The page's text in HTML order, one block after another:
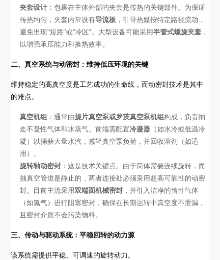
夹套设计 ：包裹在主体外部的夹套是传热的关键部件。为保证
传热均匀，夹套内常设有导流板 ，引导热媒按特定路径流动，
避免出现“短路”或“冷区”。大型设备可能采用半管式螺旋夹套 ，
以增强承压能力和换热效率。
二、真空系统与动密封：维持低压环境的关键
维持稳定的高真空度是工艺成功的生命线，而动密封技术是其中
的难点。
真空机组 ：通常由旋片真空泵或罗茨真空泵机组构成，负责抽
走不凝性气体和水蒸气。前端需配置冷凝器 （如水冷或低温冷
凝）以捕获大量水汽，减轻真空泵负荷，并回收溶剂（如适
用）。
旋转轴动密封 ：这是技术关键点。由于筒体需要连续旋转，而
抽真空管道是静止的，两者连接处必须采用超高可靠性的动密
封。目前主流采用双端面机械密封 ，并引入洁净的惰性气体
（如氮气）进行阻塞密封，确保在长期运转中真空度不泄漏，
且密封介质不会污染物料。
三、传动与驱动系统：平稳回转的动力源
该系统需提供平稳、可调速的旋转动力。